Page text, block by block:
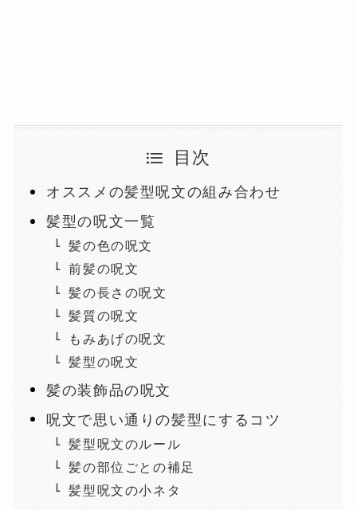
目次
オススメの髪型呪文の組み合わせ
髪型の呪文一覧
髪の色の呪文
前髪の呪文
髪の長さの呪文
髪質の呪文
もみあげの呪文
髪型の呪文
髪の装飾品の呪文
呪文で思い通りの髪型にするコツ
髪型呪文のルール
髪の部位ごとの補足
髪型呪文の小ネタ